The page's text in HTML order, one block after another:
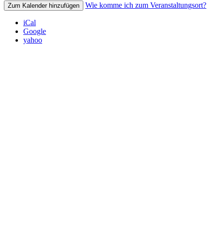
Zum Kalender hinzufügen Wie komme ich zum Veranstaltungsort?
iCal
Google
yahoo